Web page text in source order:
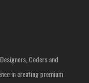
Coders and
in creating premium